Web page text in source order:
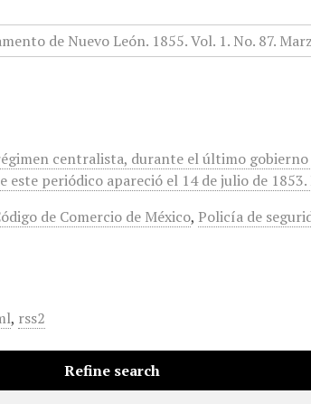
centralista, durante el último
periódico apareció el 14 de julio de
de Comercio de México, Policía de
, rss2
Refine search